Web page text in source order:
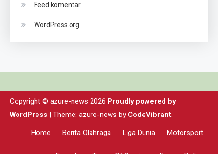
Feed komentar
WordPress.org
Copyright © azure-news 2026 Proudly powered by
WordPress | Theme: azure-news by CodeVibrant
Home Berita Olahraga Liga Dunia Motorsport